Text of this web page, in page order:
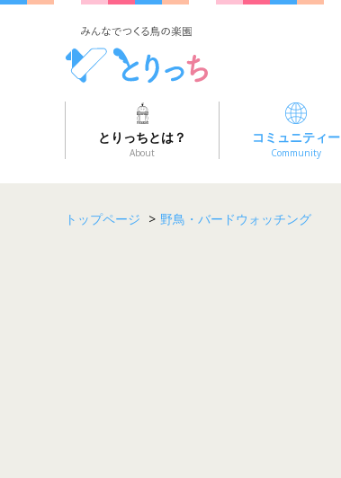
とりっちとは？
About
コミュニティー
Community
トップページ > 野鳥・バードウォッチング